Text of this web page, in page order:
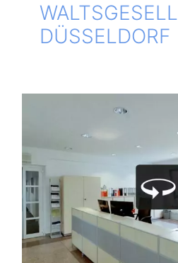
DÜSSELDORF